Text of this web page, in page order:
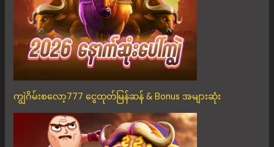
ကျွဲဂိမ်းစလော့777 ငွေထုတ်မြန်ဆန် & Bonus အများဆုံး